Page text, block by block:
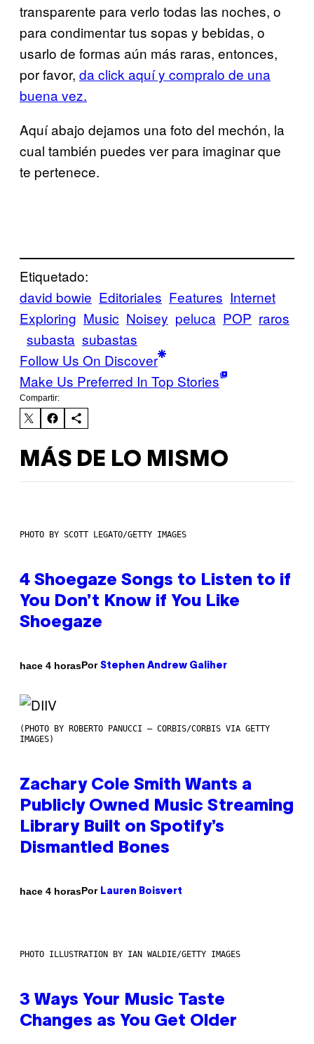
transparente para verlo todas las noches, o
para condimentar tus sopas y bebidas, o
usarlo de formas aún más raras, entonces,
por favor, da click aquí y compralo de una
buena vez.
Aquí abajo dejamos una foto del mechón, la
cual también puedes ver para imaginar que
te pertenece.
Etiquetado:
david bowie Editoriales Features Internet
Exploring Music Noisey peluca POP raros
subasta subastas
Follow Us On Discover
Make Us Preferred In Top Stories
Compartir:
MÁS DE LO MISMO
PHOTO BY SCOTT LEGATO/GETTY IMAGES
4 Shoegaze Songs to Listen to if
You Don’t Know if You Like
Shoegaze
hace 4 horasPor Stephen Andrew Galiher
(PHOTO BY ROBERTO PANUCCI – CORBIS/CORBIS VIA GETTY
IMAGES)
Zachary Cole Smith Wants a
Publicly Owned Music Streaming
Library Built on Spotify’s
Dismantled Bones
hace 4 horasPor Lauren Boisvert
PHOTO ILLUSTRATION BY IAN WALDIE/GETTY IMAGES
3 Ways Your Music Taste
Changes as You Get Older